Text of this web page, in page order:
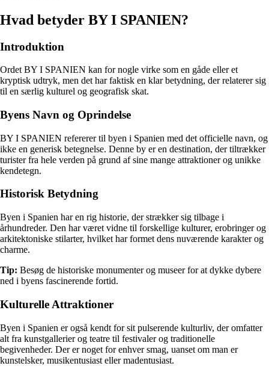
Hvad betyder BY I SPANIEN?
Introduktion
Ordet BY I SPANIEN kan for nogle virke som en gåde eller et
kryptisk udtryk, men det har faktisk en klar betydning, der relaterer sig
til en særlig kulturel og geografisk skat.
Byens Navn og Oprindelse
BY I SPANIEN refererer til byen i Spanien med det officielle navn, og
ikke en generisk betegnelse. Denne by er en destination, der tiltrækker
turister fra hele verden på grund af sine mange attraktioner og unikke
kendetegn.
Historisk Betydning
Byen i Spanien har en rig historie, der strækker sig tilbage i
århundreder. Den har været vidne til forskellige kulturer, erobringer og
arkitektoniske stilarter, hvilket har formet dens nuværende karakter og
charme.
Tip: Besøg de historiske monumenter og museer for at dykke dybere
ned i byens fascinerende fortid.
Kulturelle Attraktioner
Byen i Spanien er også kendt for sit pulserende kulturliv, der omfatter
alt fra kunstgallerier og teatre til festivaler og traditionelle
begivenheder. Der er noget for enhver smag, uanset om man er
kunstelsker, musikentusiast eller madentusiast.